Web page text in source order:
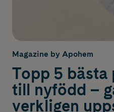
Magazine by Apohem
Topp 5 bästa
till nyfödd –
verkligen